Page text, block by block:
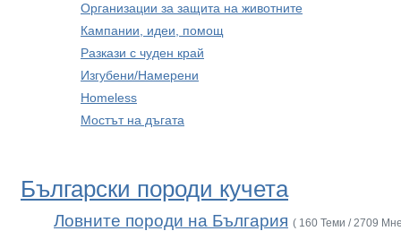
Организации за защита на животните
Кампании, идеи, помощ
Разкази с чуден край
Изгубени/Намерени
Homeless
Мостът на дъгата
Български породи кучета
Ловните породи на България ( 160 Теми / 2709